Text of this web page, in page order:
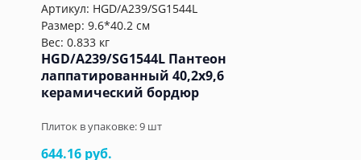
Артикул: HGD/A239/SG1544L
Размер: 9.6*40.2 см
Вес: 0.833 кг
HGD/A239/SG1544L Пантеон
лаппатированный 40,2x9,6
керамический бордюр
Плиток в упаковке:9 шт
644.16 руб.